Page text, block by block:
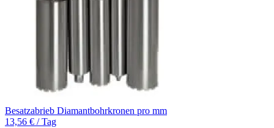
Besatzabrieb Diamantbohrkronen pro mm
13,56 € / Tag